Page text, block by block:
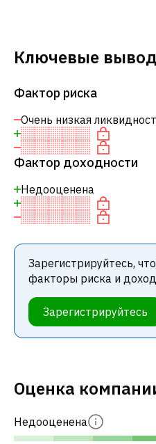
Ключевые
Фактор риска
Очень низкая
Фактор доходности
Недооценена
Зарегистрируйтесь,
факторы риска и
Зарегистрируйтесь
Оценка
Недооценена